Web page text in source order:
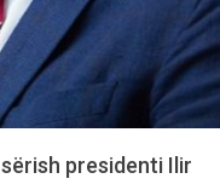
presidenti Ilir